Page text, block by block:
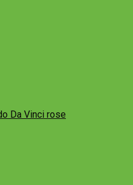
Da Vinci rose